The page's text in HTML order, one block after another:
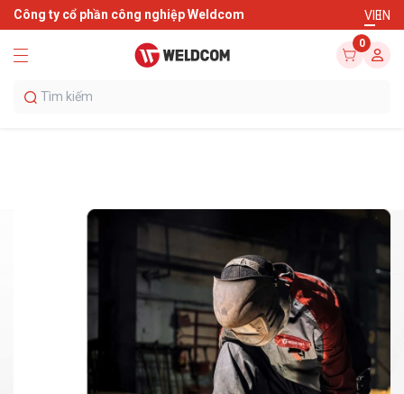
Công ty cổ phần công nghiệp Weldcom VIEN
0